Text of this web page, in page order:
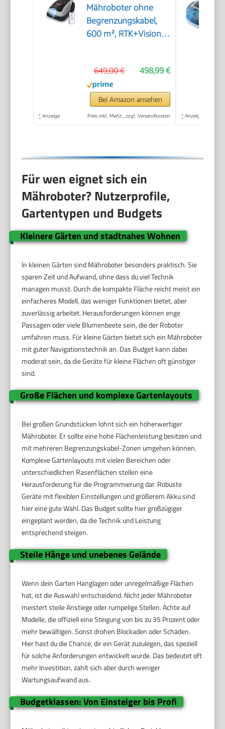
Mähroboter ohne
Begrenzungskabel,
600 m², RTK+Vision-
Hindernisvermeidung,
App Steuerung,
passiert 0,7 m
schmale Stellen
498,99 €
649,00 €
Bei Amazon ansehen
* Anzeige Preis inkl. MwSt., zzgl. Versandkosten * Anzeige
Für wen eignet sich ein
Mähroboter? Nutzerprofile,
Gartentypen und Budgets
Kleinere Gärten und stadtnahes Wohnen
In kleinen Gärten sind Mähroboter besonders praktisch. Sie
sparen Zeit und Aufwand, ohne dass du viel Technik
managen musst. Durch die kompakte Fläche reicht meist ein
einfacheres Modell, das weniger Funktionen bietet, aber
zuverlässig arbeitet. Herausforderungen können enge
Passagen oder viele Blumenbeete sein, die der Roboter
umfahren muss. Für kleine Gärten bietet sich ein Mähroboter
mit guter Navigationstechnik an. Das Budget kann dabei
moderat sein, da die Geräte für kleine Flächen oft günstiger
sind.
Große Flächen und komplexe Gartenlayouts
Bei großen Grundstücken lohnt sich ein höherwertiger
Mähroboter. Er sollte eine hohe Flächenleistung besitzen und
mit mehreren Begrenzungskabel-Zonen umgehen können.
Komplexe Gartenlayouts mit vielen Bereichen oder
unterschiedlichen Rasenflächen stellen eine
Herausforderung für die Programmierung dar. Robuste
Geräte mit flexiblen Einstellungen und größerem Akku sind
hier eine gute Wahl. Das Budget sollte hier großzügiger
eingeplant werden, da die Technik und Leistung
entsprechend steigen.
Steile Hänge und unebenes Gelände
Wenn dein Garten Hanglagen oder unregelmäßige Flächen
hat, ist die Auswahl entscheidend. Nicht jeder Mähroboter
meistert steile Anstiege oder rumpelige Stellen. Achte auf
Modelle, die offiziell eine Steigung von bis zu 35 Prozent oder
mehr bewältigen. Sonst drohen Blockaden oder Schäden.
Hier hast du die Chance, dir ein Gerät zuzulegen, das speziell
für solche Anforderungen entwickelt wurde. Das bedeutet oft
mehr Investition, zahlt sich aber durch weniger
Wartungsaufwand aus.
Budgetklassen: Von Einsteiger bis Profi